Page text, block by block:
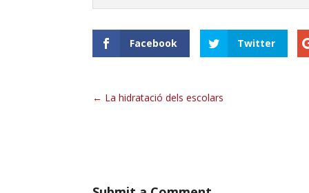
Facebook Twitter
La hidratació dels escolars